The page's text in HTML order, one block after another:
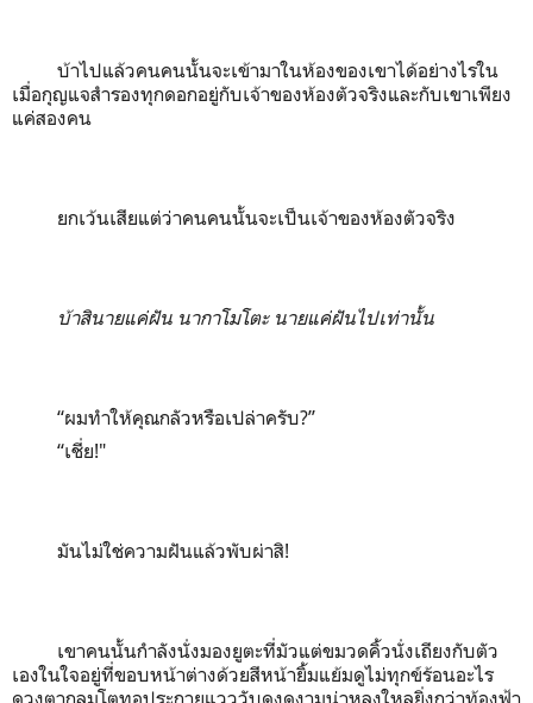
บ้าไปแล้วคนคนนั้นจะเข้ามาในห้องของเขาได้อย่างไรใน
เมื่อกุญแจสำรองทุกดอกอยู่กับเจ้าของห้องตัวจริงและกับเขาเพียง
แค่สองคน
ยกเว้นเสียแต่ว่าคนคนนั้นจะเป็นเจ้าของห้องตัวจริง
บ้าสินายแค่ฝัน นากาโมโตะ นายแค่ฝันไปเท่านั้น
“ผมทำให้คุณกลัวหรือเปล่าครับ?”
“เชี่ย!"
มันไม่ใช่ความฝันแล้วพับผ่าสิ!
เขาคนนั้นกำลังนั่งมองยูตะที่มัวแต่ขมวดคิ้วนั่งเถียงกับตัว
เองในใจอยู่ที่ขอบหน้าต่างด้วยสีหน้ายิ้มแย้มดูไม่ทุกข์ร้อนอะไร
ดวงตากลมโตทอประกายแวววับดูงดงามน่าหลงใหลยิ่งกว่าท้องฟ้า